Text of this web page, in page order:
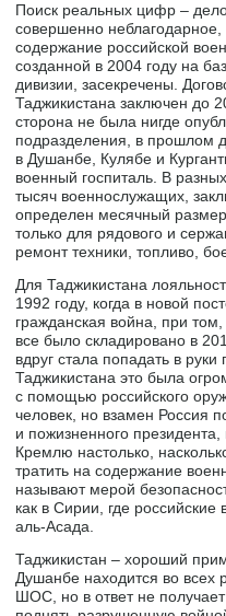
Поиск реальных цифр –
совершенно
содержание российской
созданной в 2004 году на
дивизии, засекречены.
Таджикистана заключен до
сторона не была нигде
подразделения, в прошлом
в Душанбе, Кулябе и
военный госпиталь. В
тысяч военнослужащих,
определен месячный
только для рядового и
ремонт техники, топливо,
Для Таджикистана
1992 году, когда в новой
гражданская война, при
все было складировано в
вдруг стала попадать в
Таджикистана это была
с помощью российского
человек, но взамен Россия
и пожизненного
Кремлю настолько,
тратить на содержание
называют мерой
как в Сирии, где
аль-Асада.
Таджикистан – хороший
Душанбе находится во всех
ШОС, но в ответ не